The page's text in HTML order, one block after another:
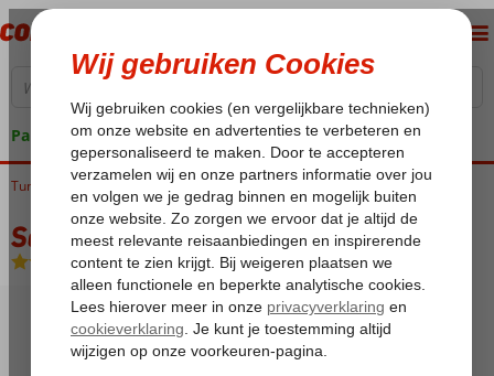
Pakketgarantie
Home
Tunesië Golf van Hammamet Skanes Sahara Beach
Sahara Beach
All Inclusive- Hotel